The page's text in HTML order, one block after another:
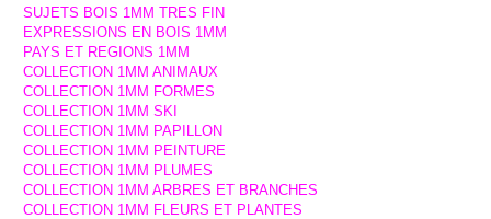
SUJETS BOIS 1MM TRES FIN
EXPRESSIONS EN BOIS 1MM
PAYS ET REGIONS 1MM
COLLECTION 1MM ANIMAUX
COLLECTION 1MM FORMES
COLLECTION 1MM SKI
COLLECTION 1MM PAPILLON
COLLECTION 1MM PEINTURE
COLLECTION 1MM PLUMES
COLLECTION 1MM ARBRES ET BRANCHES
COLLECTION 1MM FLEURS ET PLANTES